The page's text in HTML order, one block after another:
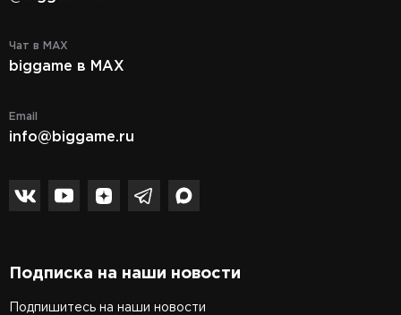
Чат в MAX
biggame в MAX
Email
info@biggame.ru
Подписка на наши новости
Подпишитесь на наши новости